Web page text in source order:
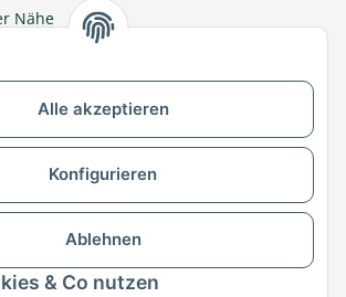
Alle akzeptieren
Konfigurieren
Ablehnen
& Co nutzen
Nähe
wechseln
Zahlungsmöglichkeiten